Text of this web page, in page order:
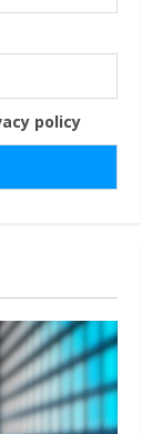
policy